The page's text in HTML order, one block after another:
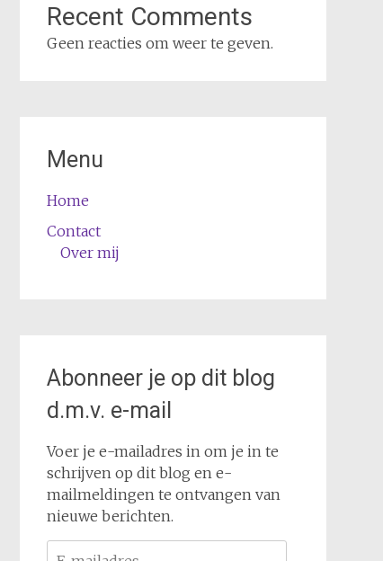
Recent Comments
Geen reacties om weer te geven.
Menu
Home
Contact
Over mij
Abonneer je op dit blog
d.m.v. e-mail
Voer je e-mailadres in om je in te
schrijven op dit blog en e-
mailmeldingen te ontvangen van
nieuwe berichten.